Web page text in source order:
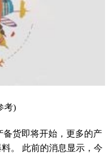
考)
备货即将开始，更多的产
。 此前的消息显示，今